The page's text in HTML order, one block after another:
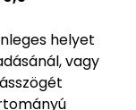
helyet
vagy